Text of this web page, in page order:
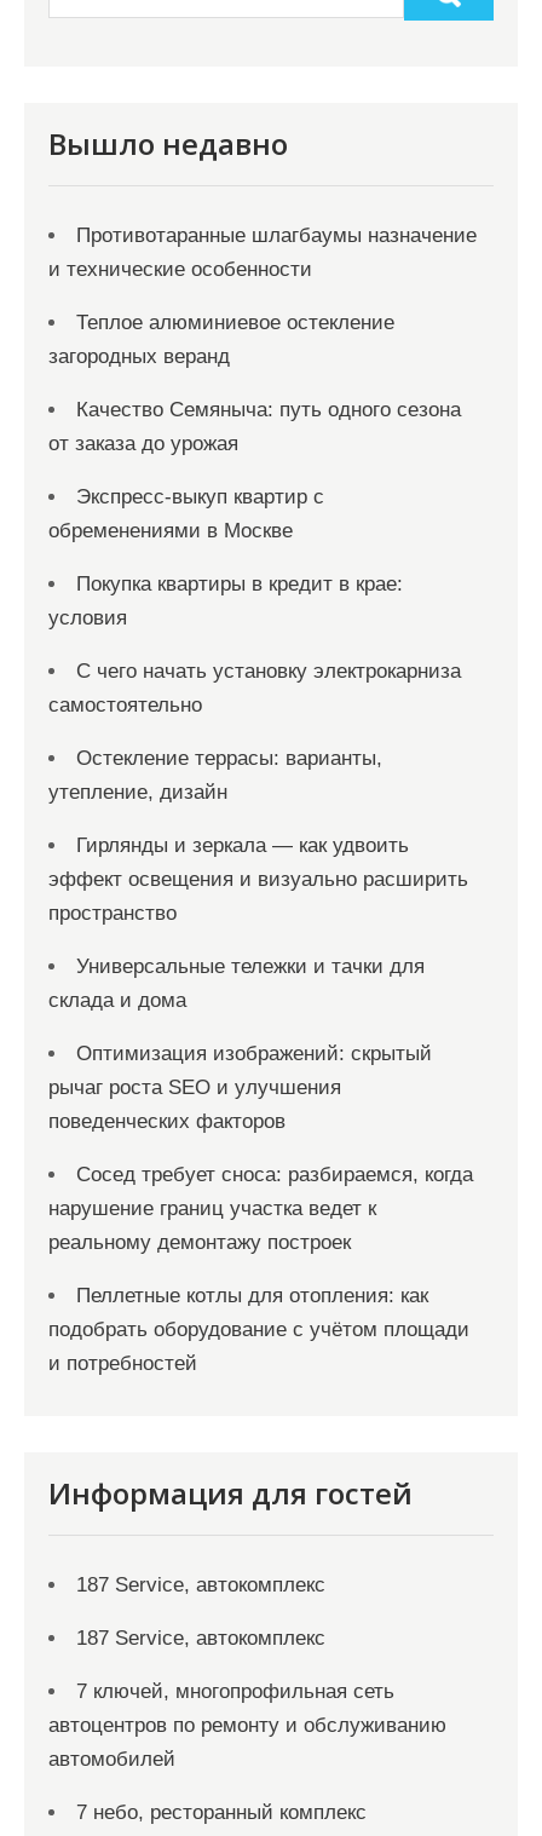
Вышло недавно
Противотаранные шлагбаумы назначение
и технические особенности
Теплое алюминиевое остекление
загородных веранд
Качество Семяныча: путь одного сезона
от заказа до урожая
Экспресс-выкуп квартир с
обременениями в Москве
Покупка квартиры в кредит в крае:
условия
С чего начать установку электрокарниза
самостоятельно
Остекление террасы: варианты,
утепление, дизайн
Гирлянды и зеркала — как удвоить
эффект освещения и визуально расширить
пространство
Универсальные тележки и тачки для
склада и дома
Оптимизация изображений: скрытый
рычаг роста SEO и улучшения
поведенческих факторов
Сосед требует сноса: разбираемся, когда
нарушение границ участка ведет к
реальному демонтажу построек
Пеллетные котлы для отопления: как
подобрать оборудование с учётом площади
и потребностей
Информация для гостей
187 Service, автокомплекс
187 Service, автокомплекс
7 ключей, многопрофильная сеть
автоцентров по ремонту и обслуживанию
автомобилей
7 небо, ресторанный комплекс